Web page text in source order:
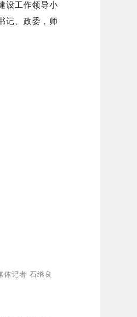
设工作领导小
记、政委，师
体记者 石继良